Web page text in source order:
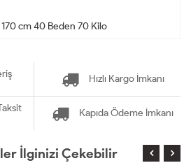
cm 40 Beden 70 Kilo
Hızlı Kargo İmkanı
Kapıda Ödeme İmkanı
İlginizi Çekebilir